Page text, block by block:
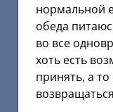
нормальной
обеда
во все
хоть есть
принять, а